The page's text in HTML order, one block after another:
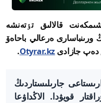
قالالىق تٶتەنشە
ورىنباسارى ەرعالي باحاەۆ
دەپ جازادى Otyrar.kz
.
جارىلىستاردىڭ
قويۋدا. الاڭداۋعا